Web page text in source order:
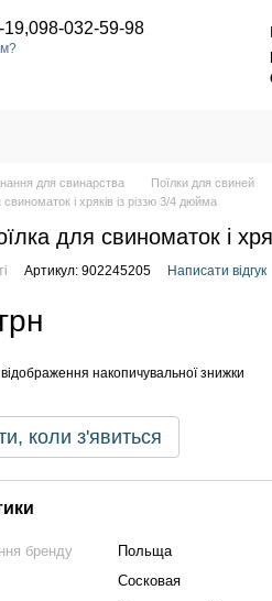
19,098-032-59-98
для свинарства Поїлки для свиней
і хряків із різзю 3/4 дюйма
для свиноматок і
Артикул: 902245205 Написати відгук
накопичувальної знижки
коли з'явиться
бренду
Польща
Сосковая